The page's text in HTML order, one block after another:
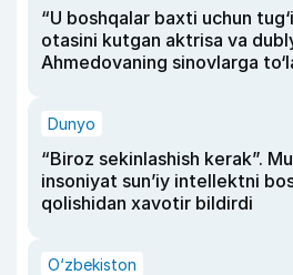
“U boshqalar baxti uchun
otasini kutgan aktrisa va
Ahmedovaning sinovlarga
Dunyo
“Biroz sekinlashish kerak”.
insoniyat sun’iy intellektni
qolishidan xavotir bildirdi
O‘zbekiston